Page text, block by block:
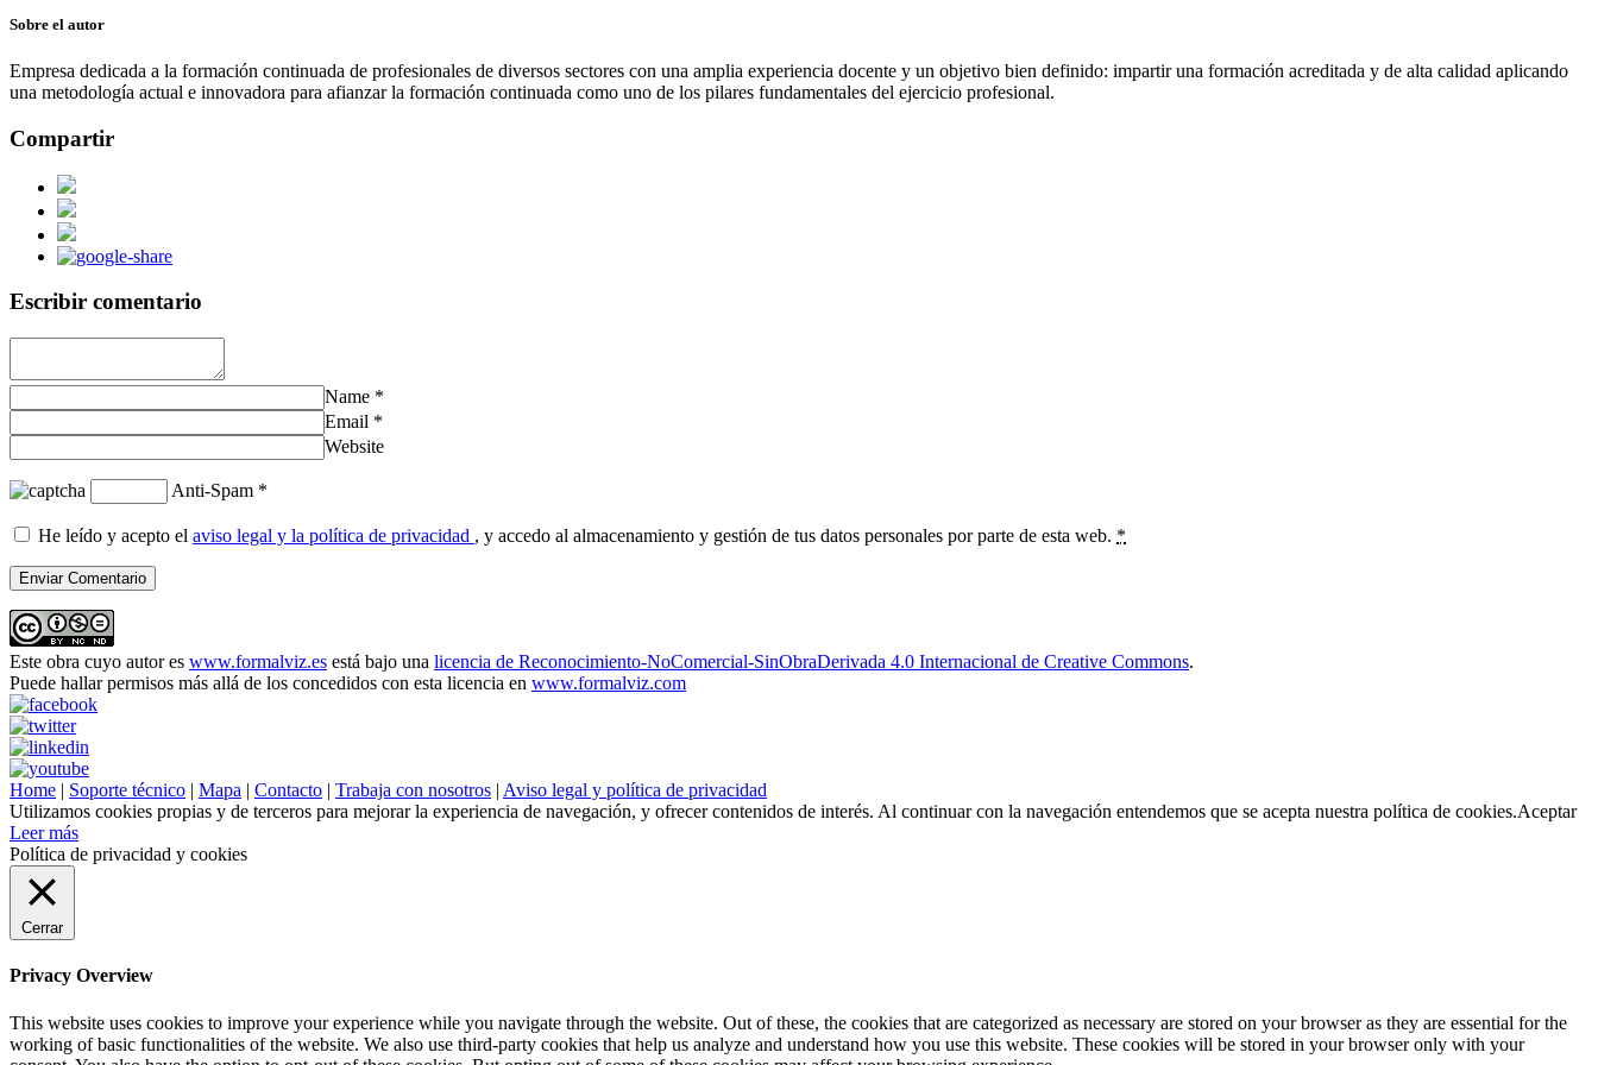
Sobre el autor
Empresa dedicada a la formación continuada de profesionales de diversos sectores con una amplia experiencia docente y un objetivo bien definido: impartir una formación acreditada y de alta calidad aplicando
una metodología actual e innovadora para afianzar la formación continuada como uno de los pilares fundamentales del ejercicio profesional.
Compartir
Escribir comentario
Name *
Email *
Website
Anti-Spam *
He leído y acepto el aviso legal y la política de privacidad , y accedo al almacenamiento y gestión de tus datos personales por parte de esta web. *
Este obra cuyo autor es www.formalviz.es está bajo una licencia de Reconocimiento-NoComercial-SinObraDerivada 4.0 Internacional de Creative Commons.
Puede hallar permisos más allá de los concedidos con esta licencia en www.formalviz.com
Home | Soporte técnico | Mapa | Contacto | Trabaja con nosotros | Aviso legal y política de privacidad
Utilizamos cookies propias y de terceros para mejorar la experiencia de navegación, y ofrecer contenidos de interés. Al continuar con la navegación entendemos que se acepta nuestra política de cookies.Aceptar
Leer más
Política de privacidad y cookies
Cerrar
Privacy Overview
This website uses cookies to improve your experience while you navigate through the website. Out of these, the cookies that are categorized as necessary are stored on your browser as they are essential for the
working of basic functionalities of the website. We also use third-party cookies that help us analyze and understand how you use this website. These cookies will be stored in your browser only with your